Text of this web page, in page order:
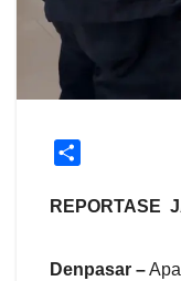
a
REPORTASE
Denpasar –